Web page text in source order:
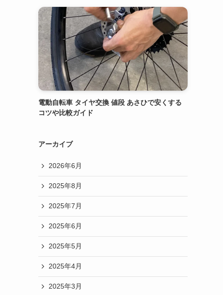
電動自転車 タイヤ交換 値段 あさひで安くする
コツや比較ガイド
アーカイブ
2026年6月
2025年8月
2025年7月
2025年6月
2025年5月
2025年4月
2025年3月